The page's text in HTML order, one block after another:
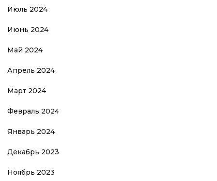
Июль 2024
Июнь 2024
Май 2024
Апрель 2024
Март 2024
Февраль 2024
Январь 2024
Декабрь 2023
Ноябрь 2023